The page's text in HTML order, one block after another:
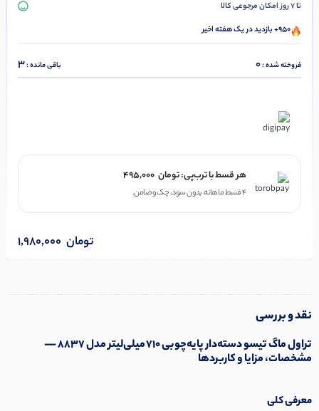
تا 7 روز امکان مرجوعی کالا
950+ بازدید در یک هفته اخیر
فروخته شده :0 باقی مانده :3
هر قسط با ترب‌پی: 495,000 تومان
۴ قسط ماهانه. بدون سود، چک و ضامن.
1,980,000 تومان
نقد و بررسی
تراول ماگ تیسو دسته‌دار پایه‌چوبی ۷۱۰ میلی‌لیتر مدل ۸۸۳۷ —
مشخصات، مزایا و کاربردها
معرفی کلی